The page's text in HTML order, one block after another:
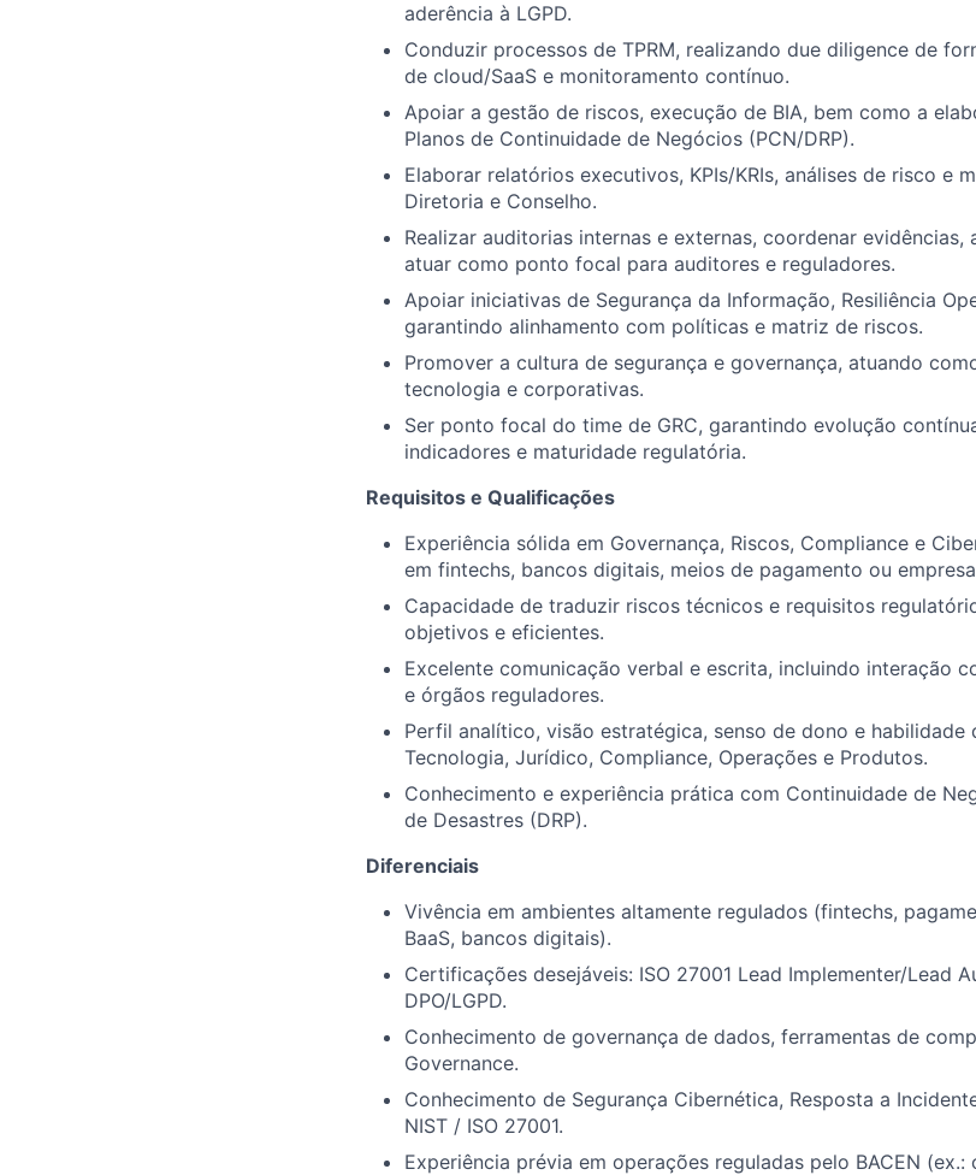
aderência à LGPD.
Conduzir processos de TPRM, realizando due diligence de
de cloud/SaaS e monitoramento contínuo.
Apoiar a gestão de riscos, execução de BIA, bem como a
Planos de Continuidade de Negócios (PCN/DRP).
Elaborar relatórios executivos, KPIs/KRIs, análises de risco e
Diretoria e Conselho.
Realizar auditorias internas e externas, coordenar evidências,
atuar como ponto focal para auditores e reguladores.
Apoiar iniciativas de Segurança da Informação, Resiliência
garantindo alinhamento com políticas e matriz de riscos.
Promover a cultura de segurança e governança, atuando
tecnologia e corporativas.
Ser ponto focal do time de GRC, garantindo evolução
indicadores e maturidade regulatória.
Requisitos e Qualificações
Experiência sólida em Governança, Riscos, Compliance e
em fintechs, bancos digitais, meios de pagamento ou
Capacidade de traduzir riscos técnicos e requisitos
objetivos e eficientes.
Excelente comunicação verbal e escrita, incluindo interação
e órgãos reguladores.
Perfil analítico, visão estratégica, senso de dono e habilidade
Tecnologia, Jurídico, Compliance, Operações e Produtos.
Conhecimento e experiência prática com Continuidade de
de Desastres (DRP).
Diferenciais
Vivência em ambientes altamente regulados (fintechs,
BaaS, bancos digitais).
Certificações desejáveis: ISO 27001 Lead Implementer/Lead
DPO/LGPD.
Conhecimento de governança de dados, ferramentas de
Governance.
Conhecimento de Segurança Cibernética, Resposta a
NIST / ISO 27001.
Experiência prévia em operações reguladas pelo BACEN (ex.: